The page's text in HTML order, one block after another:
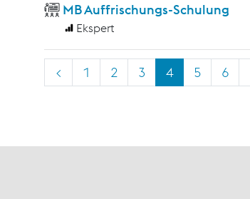
MB Auffrischungs-Schulung
Ekspert
< 1 2 3 4 5 6